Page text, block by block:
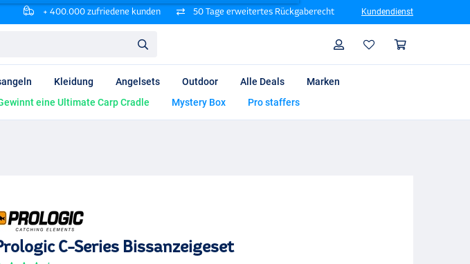
+ 400.000 zufriedene kunden 50 Tage erweitertes Rückgaberecht Kundendienst
Profil
Kleidung Angelsets Outdoor Alle Deals
Marken
eine Ultimate Carp Cradle Mystery Box Pro staffers
C-Series Bissanzeigeset